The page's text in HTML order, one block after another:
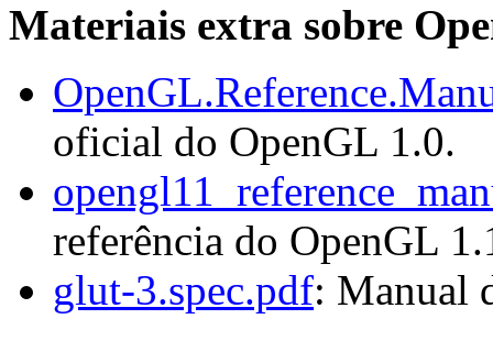
Materiais extra sobre
oficial do OpenGL 1.0.
referência do OpenGL
glut-3.spec.pdf: Manual